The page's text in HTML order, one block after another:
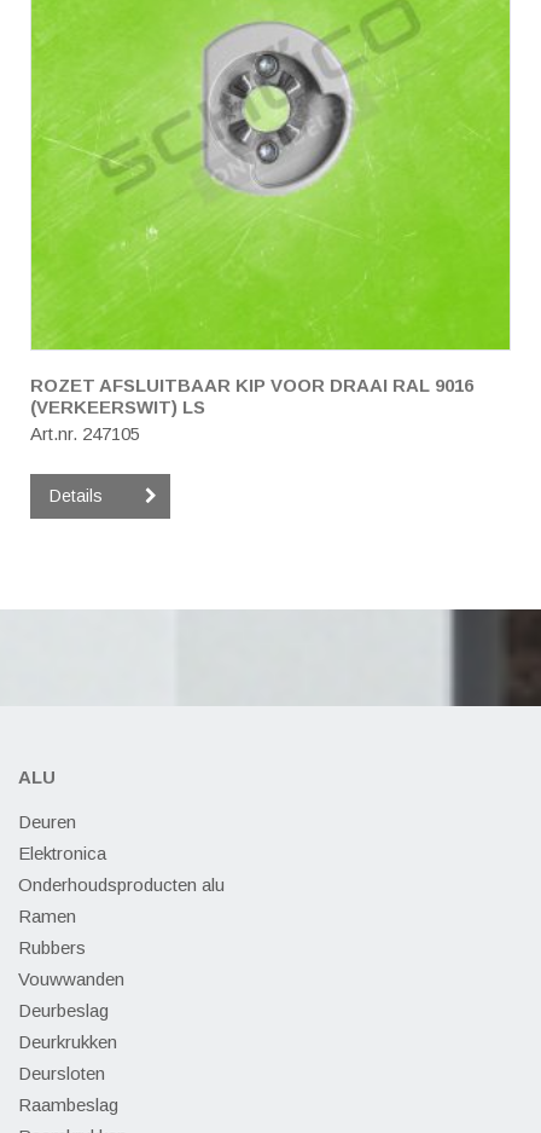
ROZET AFSLUITBAAR KIP VOOR DRAAI RAL 9016
(VERKEERSWIT) LS
Art.nr. 247105
Details
ALU
Deuren
Elektronica
Onderhoudsproducten alu
Ramen
Rubbers
Vouwwanden
Deurbeslag
Deurkrukken
Deursloten
Raambeslag